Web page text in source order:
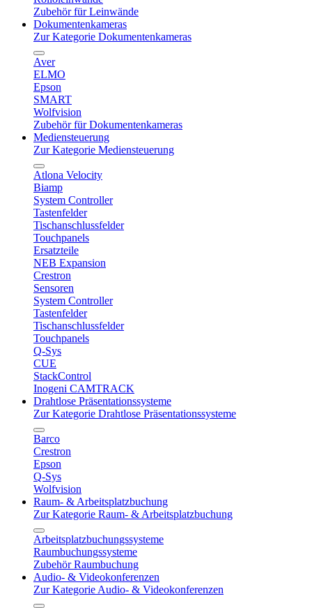
Zubehör für Leinwände
Dokumentenkameras
Zur Kategorie Dokumentenkameras
Aver
ELMO
Epson
SMART
Wolfvision
Zubehör für Dokumentenkameras
Mediensteuerung
Zur Kategorie Mediensteuerung
Atlona Velocity
Biamp
System Controller
Tastenfelder
Tischanschlussfelder
Touchpanels
Ersatzteile
NEB Expansion
Crestron
Sensoren
System Controller
Tastenfelder
Tischanschlussfelder
Touchpanels
Q-Sys
CUE
StackControl
Inogeni CAMTRACK
Drahtlose Präsentationssysteme
Zur Kategorie Drahtlose Präsentationssysteme
Barco
Crestron
Epson
Q-Sys
Wolfvision
Raum- & Arbeitsplatzbuchung
Zur Kategorie Raum- & Arbeitsplatzbuchung
Arbeitsplatzbuchungssysteme
Raumbuchungssysteme
Zubehör Raumbuchung
Audio- & Videokonferenzen
Zur Kategorie Audio- & Videokonferenzen